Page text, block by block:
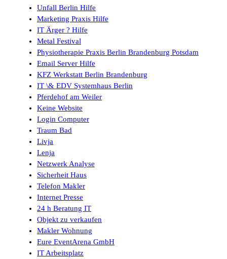
Unfall Berlin Hilfe
Marketing Praxis Hilfe
IT Ärger ? Hilfe
Metal Festival
Physiotherapie Praxis Berlin Brandenburg Potsdam
Email Server Hilfe
KFZ Werkstatt Berlin Brandenburg
IT \& EDV Systemhaus Berlin
Pferdehof am Weiler
Keine Website
Login Computer
Traum Bad
Livja
Lenja
Netzwerk Analyse
Sicherheit Haus
Telefon Makler
Internet Presse
24 h Beratung IT
Objekt zu verkaufen
Makler Wohnung
Eure EventArena GmbH
IT Arbeitsplatz